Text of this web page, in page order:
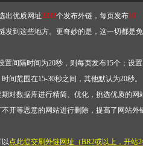
出优质网址3332个发布外链，每页发布10
发到这些地方。更奇妙的是，这一切都是免
置间隔时间为20秒，则每页发布15个；设置
间范围在15-30秒之间，其他默认为20秒
对数据库进行精简、优化，挑选优质的网
开等恶意的网站进行删除，提高了网站外
点此提交刷外链网址（BR2或以上，开站